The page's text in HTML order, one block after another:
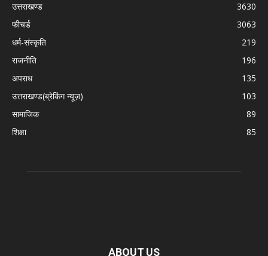
उत्तराखण्ड
3630
फीचर्ड
3063
धर्म-संस्कृति
219
राजनीति
196
अपराध
135
उत्तराखण्ड(ब्रेकिंग न्यूज़)
103
सामाजिक
89
शिक्षा
85
ABOUT US